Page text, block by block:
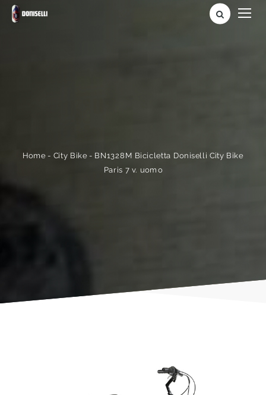
Home- City Bike- BN1328M Bicicletta Doniselli City Bike
Paris 7 v. uomo